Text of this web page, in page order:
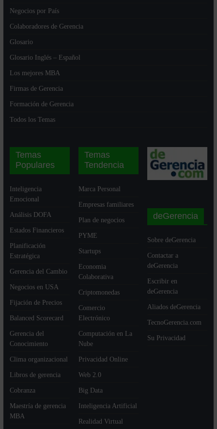
Negocios por País
Colaboradores de Gerencia
Glosario
Glosario Inglés – Español
Los mejores MBA
Firmas de Gerencia
Formación de Gerencia
Todos los Temas
Temas
Populares
Inteligencia
Emocional
Análisis DOFA
Estados Financieros
Planificación
Estratégica
Gerencia del Cambio
Negocios en USA
Fijación de Precios
Balanced Scorecard
Gerencia del
Conocimiento
Clima organizacional
Libros de gerencia
Cobranza
Maestría de gerencia
MBA
Temas
Tendencia
Marca Personal
Empresas familiares
Plan de negocios
PYME
Startups
Economia
Colaborativa
Criptomonedas
Comercio
Electrónico
Computación en La
Nube
Privacidad Online
Web 2.0
Big Data
Inteligencia Artificial
Realidad Virtual
deGerencia
Sobre deGerencia
Contactar a
deGerencia
Escribir en
deGerencia
Aliados deGerencia
TecnoGerencia.com
Su Privacidad